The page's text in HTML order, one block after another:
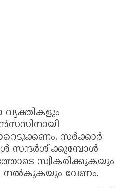
സർക്കാർ
സന്ദർശിക്കുമ്പോൾ
സ്വീകരിക്കുകയും
വേണം.